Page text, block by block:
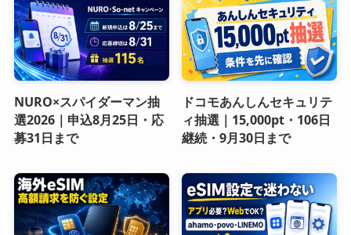
NURO×スパイダーマン抽
選2026｜申込8月25日・応
募31日まで
ドコモあんしんセキュリテ
ィ抽選｜15,000pt・106日
継続・9月30日まで